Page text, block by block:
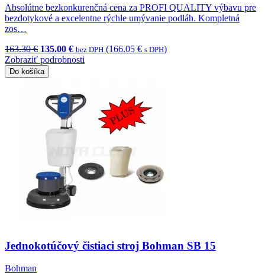
Absolútne bezkonkurenčná cena za PROFI QUALITY výbavu pre
bezdotykové a excelentne rýchle umývanie podláh. Kompletná
zos…
163.30 € 135.00 € bez DPH (166.05 € s DPH)
Zobraziť podrobnosti
Do košíka
Jednokotúčový čistiaci stroj Bohman SB 15
Bohman